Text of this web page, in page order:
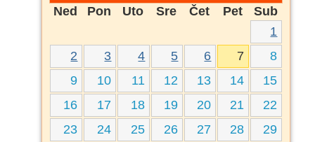
Ned
Pon Uto Sre Čet Pet
Sub
1
2
3 4 5 6 7
8
9
10 11 12 13 14
15
16
17 18 19 20 21
22
23
24 25 26 27 28
29